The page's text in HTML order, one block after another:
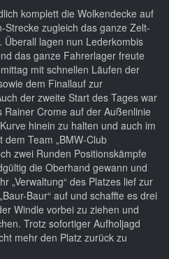
komplett die Wolkendecke auf
zugleich das ganze Zelt-
Überall lagen nun Lederkombis
das ganze Fahrerlager freute
mit schnellen Läufen der
dem Finallauf zur
der zweite Start des Tages war
Crome auf der Außenlinie
hinein zu halten und auch im
Team „BMW-Club
zwei Runden Positionskämpfe
die Oberhand gewann und
„Verwaltung“ des Platzes lief zur
Baur“ auf und schaffte es drei
Windle vorbei zu ziehen und
Trotz sofortiger Aufholjagd
mehr den Platz zurück zu